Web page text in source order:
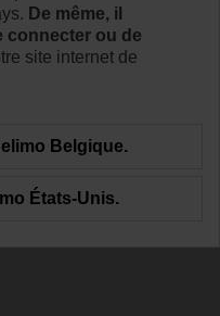
De même, il
connecter ou de
site internet de
Belgique.
États-Unis.